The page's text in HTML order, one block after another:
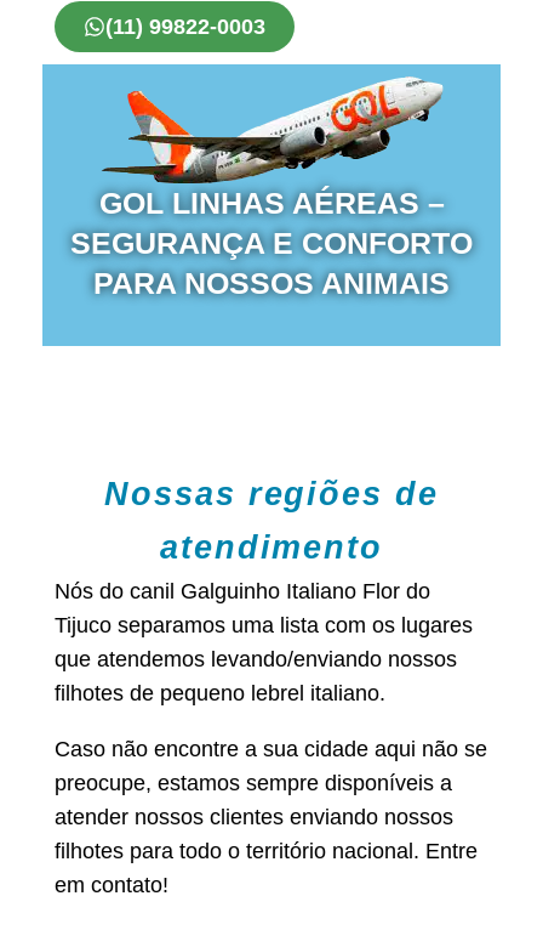
(11) 99822-0003
GOL LINHAS AÉREAS –
SEGURANÇA E CONFORTO
PARA NOSSOS ANIMAIS
Nossas regiões de
atendimento
Nós do canil Galguinho Italiano Flor do
Tijuco separamos uma lista com os lugares
que atendemos levando/enviando nossos
filhotes de pequeno lebrel italiano.
Caso não encontre a sua cidade aqui não se
preocupe, estamos sempre disponíveis a
atender nossos clientes enviando nossos
filhotes para todo o território nacional. Entre
em contato!